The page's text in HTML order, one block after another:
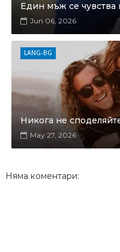
Един мъж се чувства
Jun 06, 2026
LANG-BG
Никога не
May 27, 2026
Няма коментари: